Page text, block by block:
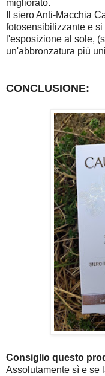
migliorato.
Il siero Anti-Macchia
fotosensibilizzante e
l'esposizione al sole,
un'abbronzatura più
CONCLUSIONE:
Consiglio questo
Assolutamente sì e se